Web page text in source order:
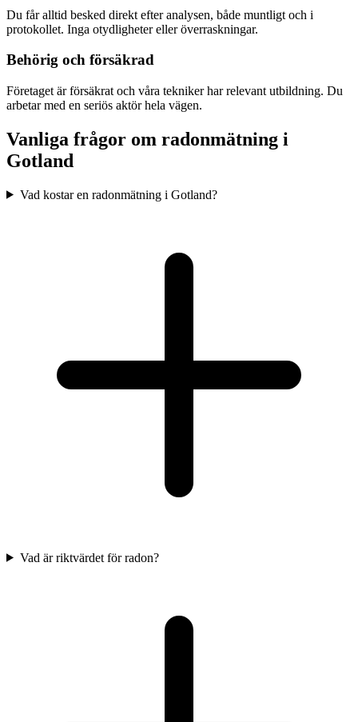
Du får alltid besked direkt efter analysen, både muntligt och i
protokollet. Inga otydligheter eller överraskningar.
Behörig och försäkrad
Företaget är försäkrat och våra tekniker har relevant utbildning. Du
arbetar med en seriös aktör hela vägen.
Vanliga frågor om radonmätning i
Gotland
Vad kostar en radonmätning i Gotland?
Vad är riktvärdet för radon?